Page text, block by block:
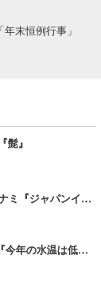
末恒例行事」
髭』
ハンマーのウラナミ『ジャパンインターナショナルボートショー2016』
S.Kのウラナミ『今年の水温は低い?!』